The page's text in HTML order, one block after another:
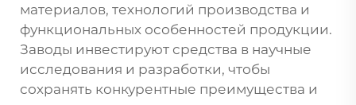
материалов, технологий производства и
функциональных особенностей продукции.
Заводы инвестируют средства в научные
исследования и разработки, чтобы
сохранять конкурентные преимущества и